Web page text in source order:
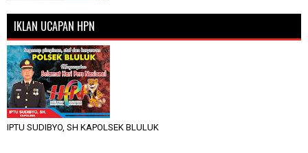
IKLAN UCAPAN HPN
IPTU SUDIBYO, SH KAPOLSEK BLULUK